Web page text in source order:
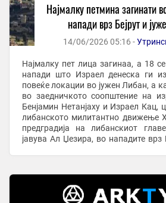
Најмалку петмина загинати
напади врз Бејрут и
14/06/2026 05:16 -
Најмалку пет лица загинаа, а 18
напади што Израел денеска ги
повеќе локации во јужен Либан, а
во заедничкото соопштение на
Бенјамин Нетанјаху и Израел Кац,
либанското милитантно движење
предградија на либанскиот
јавува Ал Џезира, во нападите врз